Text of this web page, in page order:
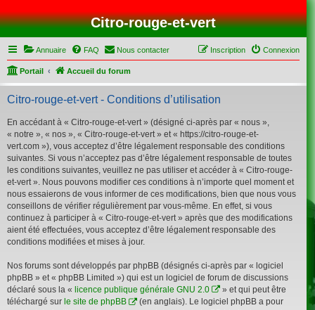
Citro-rouge-et-vert
Annuaire FAQ Nous contacter Connexion
Inscription
Portail Accueil du forum
Citro-rouge-et-vert - Conditions d’utilisation
En accédant à « Citro-rouge-et-vert » (désigné ci-après par « nous »,
« notre », « nos », « Citro-rouge-et-vert » et « https://citro-rouge-et-
vert.com »), vous acceptez d’être légalement responsable des conditions
suivantes. Si vous n’acceptez pas d’être légalement responsable de toutes
les conditions suivantes, veuillez ne pas utiliser et accéder à « Citro-rouge-
et-vert ». Nous pouvons modifier ces conditions à n’importe quel moment et
nous essaierons de vous informer de ces modifications, bien que nous vous
conseillons de vérifier régulièrement par vous-même. En effet, si vous
continuez à participer à « Citro-rouge-et-vert » après que des modifications
aient été effectuées, vous acceptez d’être légalement responsable des
conditions modifiées et mises à jour.
Nos forums sont développés par phpBB (désignés ci-après par « logiciel
phpBB » et « phpBB Limited ») qui est un logiciel de forum de discussions
déclaré sous la « licence publique générale GNU 2.0
» et qui peut être
téléchargé sur le site de phpBB
(en anglais). Le logiciel phpBB a pour